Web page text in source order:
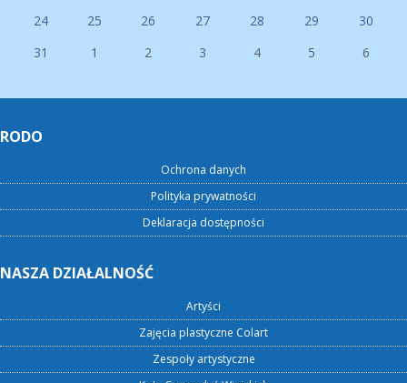
24
25 26 27 28 29
30
31
1 2 3 4 5 6
RODO
Ochrona danych
Polityka prywatności
Deklaracja dostępności
NASZA DZIAŁALNOŚĆ
Artyści
Zajęcia plastyczne Colart
Zespoły artystyczne